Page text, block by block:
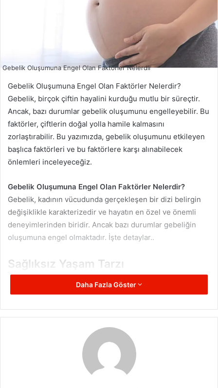
Gebelik Oluşumuna Engel Olan Faktörler Nelerdir
Gebelik Oluşumuna Engel Olan Faktörler Nelerdir?
Gebelik, birçok çiftin hayalini kurduğu mutlu bir süreçtir.
Ancak, bazı durumlar gebelik oluşumunu engelleyebilir. Bu
faktörler, çiftlerin doğal yolla hamile kalmasını
zorlaştırabilir. Bu yazımızda, gebelik oluşumunu etkileyen
başlıca faktörleri ve bu faktörlere karşı alınabilecek
önlemleri inceleyeceğiz.
Gebelik Oluşumuna Engel Olan Faktörler Nelerdir?
Gebelik, kadının vücudunda gerçekleşen bir dizi belirgin
değişiklikle karakterizedir ve hayatın en özel ve önemli
deneyimlerinden biridir. Ancak bazı durumlar gebeliğin
oluşumuna engel olmaktadır. İşte detaylar..
Sağlıksız Yaşam Tarzı
Sağlıksız bir yaşam tarzı, gebelik oluşumunu olumsuz
etkileyebilir. Sigara içmek, alkol tüketmek ve uyuşturucu
kullanmak, hem erkeklerde hem de kadınlarda üreme
kadınların gebelik şansı düşerken, erkeklerde sperm
kalitesini olumsuz etkileyebilir. Alkol ve uyuşturucu
kullanımı da doğurganlık üzerinde benzer olumsuz etkilere
neden olabilir. Bu nedenle, sağlıklı bir yaşam tarzı
Daha Fazla Göster